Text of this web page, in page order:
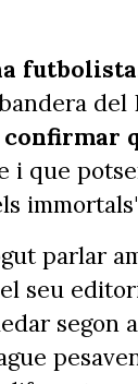
futbolista
del
i que
parlar
seu